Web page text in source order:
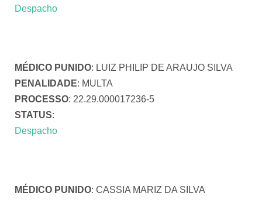
Despacho
MÉDICO PUNIDO: LUIZ PHILIP DE ARAUJO SILVA
PENALIDADE: MULTA
PROCESSO: 22.29.000017236-5
STATUS:
Despacho
MÉDICO PUNIDO: CASSIA MARIZ DA SILVA